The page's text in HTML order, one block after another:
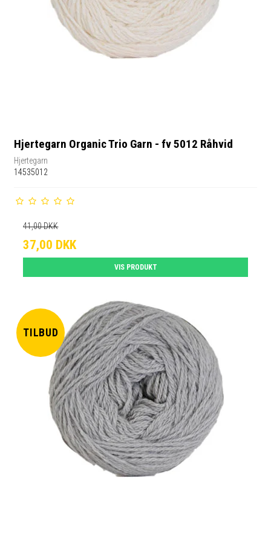
Hjertegarn Organic Trio Garn - fv 5012 Råhvid
Hjertegarn
14535012
41,00 DKK
37,00 DKK
VIS PRODUKT
TILBUD